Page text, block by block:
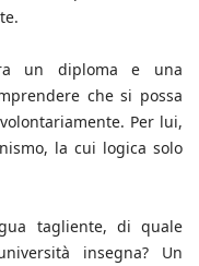
un diploma e una
che si possa
Per lui,
la cui logica solo
tagliente, di quale
insegna? Un